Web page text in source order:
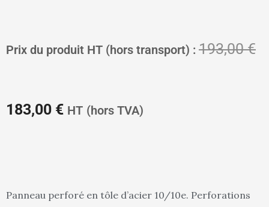
Prix du produit HT (hors transport) : 193,00€
183,00 €
Le
prix
HT (hors TVA)
Panneau perforé en tôle d’acier 10/10e. Perforations